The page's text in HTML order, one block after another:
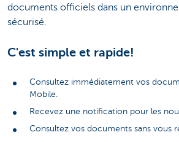
documents officiels dans un
sécurisé.
C'est simple et rapide!
Consultez immédiatement vos
Mobile.
Recevez une notification pour les
Consultez vos documents sans vous